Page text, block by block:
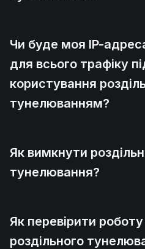
Чи буде моя IP-
для всього трафіку
користування
тунелюванням?
Як вимкнути
тунелювання?
Як перевірити роботу
роздільного